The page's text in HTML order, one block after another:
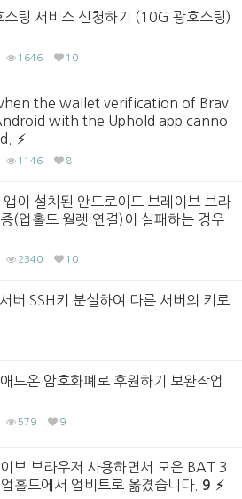
스팅 서비스 신청하기 (10G 광호스팅)
1646 10
the wallet verification of Brav
with the Uphold app canno
1146 8
앱이 설치된 안드로이드 브레이브 브라
(업홀드 월렛 연결)이 실패하는 경우
2340 10
버 SSH키 분실하여 다른 서버의 키로
드온 암호화폐로 후원하기 보완작업
579 9
브 브라우저 사용하면서 모은 BAT 3
홀드에서 업비트로 옮겼습니다. 9